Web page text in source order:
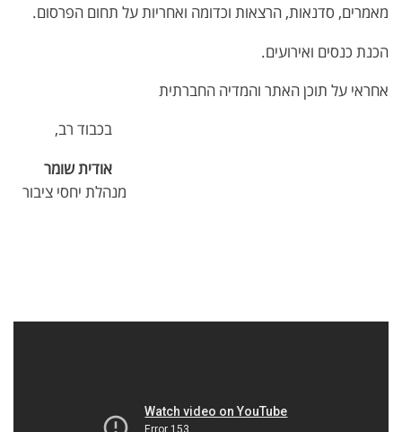
מאמרים, סדנאות, הרצאות וכדומה ואחריות על תחום הפרסום.
הכנת כנסים ואירועים.
אחראי על תוכן האתר והמדיה החברתית
בכבוד רב,
אודית שומר
מנהלת יחסי ציבור